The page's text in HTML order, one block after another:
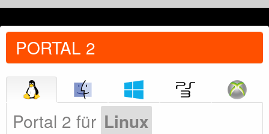
PORTAL 2
Portal 2 für Linux